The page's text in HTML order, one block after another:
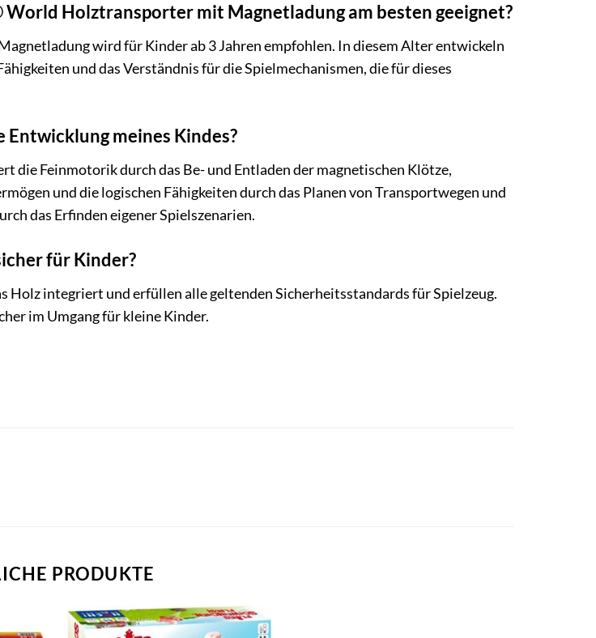
Holztransporter mit Magnetladung am besten geeignet?
wird für Kinder ab 3 Jahren empfohlen. In diesem Alter entwickeln
und das Verständnis für die Spielmechanismen, die für dieses
Entwicklung meines Kindes?
die Feinmotorik durch das Be- und Entladen der magnetischen Klötze,
und die logischen Fähigkeiten durch das Planen von Transportwegen und
das Erfinden eigener Spielszenarien.
für Kinder?
Holz integriert und erfüllen alle geltenden Sicherheitsstandards für Spielzeug.
im Umgang für kleine Kinder.
PRODUKTE